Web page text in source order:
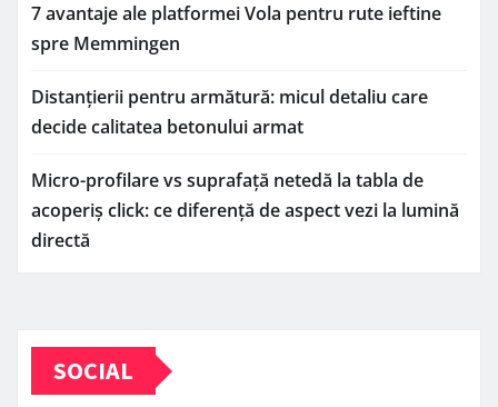
7 avantaje ale platformei Vola pentru rute ieftine
spre Memmingen
Distanțierii pentru armătură: micul detaliu care
decide calitatea betonului armat
Micro-profilare vs suprafață netedă la tabla de
acoperiș click: ce diferență de aspect vezi la lumină
directă
SOCIAL